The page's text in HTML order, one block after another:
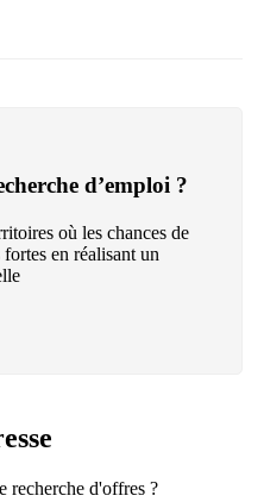
d’emploi ?
où les chances de
en réalisant un
recherche d'offres ?